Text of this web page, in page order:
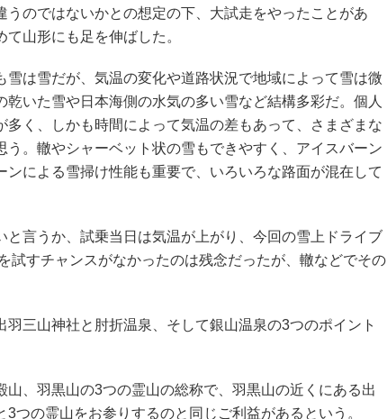
うのではないかとの想定の下、大試走をやったことがあ
山形にも足を伸ばした。
は雪だが、気温の変化や道路状況で地域によって雪は微
乾いた雪や日本海側の水気の多い雪など結構多彩だ。個人
多く、しかも時間によって気温の差もあって、さまざまな
う。轍やシャーベット状の雪もできやすく、アイスバーン
ンによる雪掃け性能も重要で、いろいろな路面が混在して
言うか、試乗当日は気温が上がり、今回の雪上ドライブ
試すチャンスがなかったのは残念だったが、轍などでその
三山神社と肘折温泉、そして銀山温泉の3つのポイント
、羽黒山の3つの霊山の総称で、羽黒山の近くにある出
つの霊山をお参りするのと同じご利益があるという。